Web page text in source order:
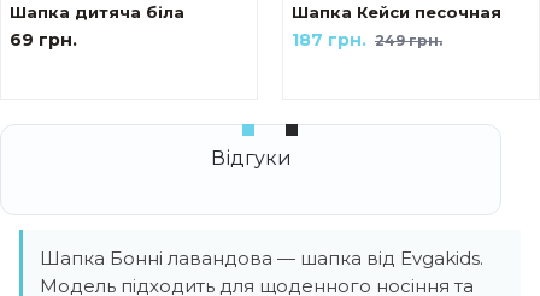
Шапка дитяча біла
69 грн.
Шапка Кейси песочная
249 грн.
187 грн.
Шапка Бонні лавандова — шапка від Evgakids.
Модель підходить для щоденного носіння та